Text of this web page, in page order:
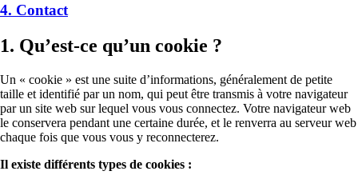
4. Contact
1. Qu’est-ce qu’un cookie ?
Un « cookie » est une suite d’informations, généralement de petite
taille et identifié par un nom, qui peut être transmis à votre navigateur
par un site web sur lequel vous vous connectez. Votre navigateur web
le conservera pendant une certaine durée, et le renverra au serveur web
chaque fois que vous vous y reconnecterez.
Il existe différents types de cookies :